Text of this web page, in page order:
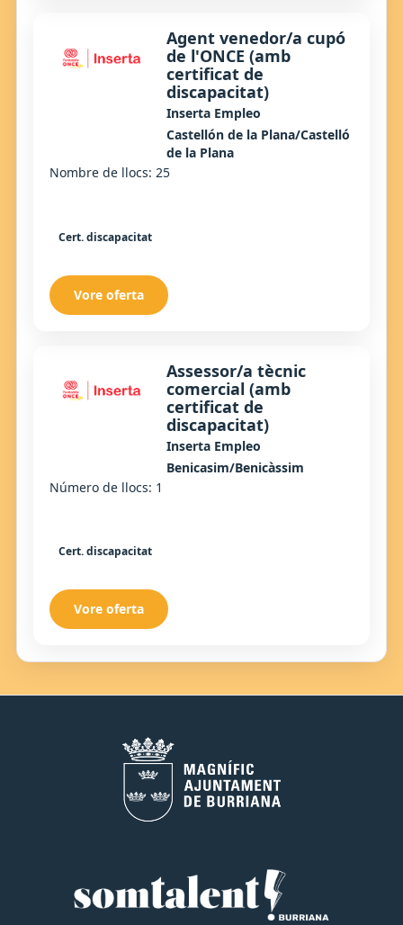
Agent venedor/a cupó
de l'ONCE (amb
certificat de
discapacitat)
Inserta Empleo
Castellón de la Plana/Castelló
de la Plana
Nombre de llocs: 25
Cert. discapacitat
Vore oferta
Assessor/a tècnic
comercial (amb
certificat de
discapacitat)
Inserta Empleo
Benicasim/Benicàssim
Número de llocs: 1
Cert. discapacitat
Vore oferta